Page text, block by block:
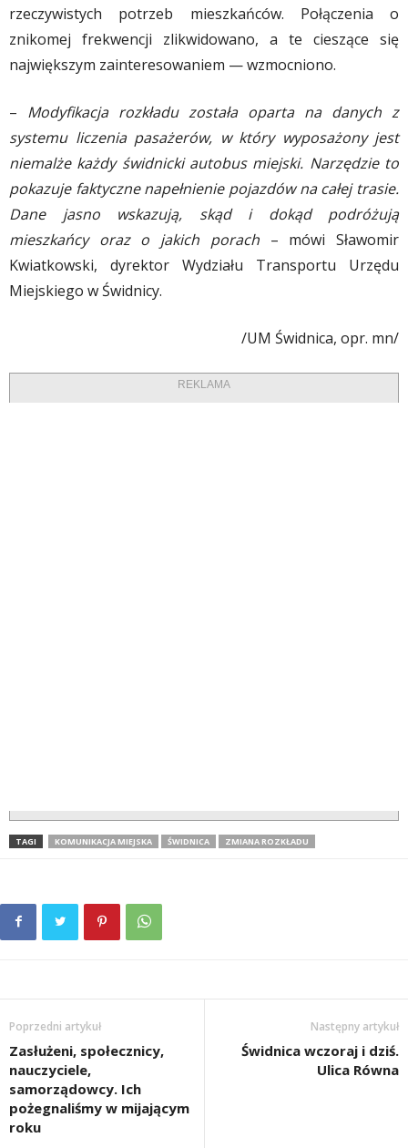
rzeczywistych potrzeb mieszkańców. Połączenia o
znikomej frekwencji zlikwidowano, a te cieszące się
największym zainteresowaniem — wzmocniono.
– Modyfikacja rozkładu została oparta na danych z
systemu liczenia pasażerów, w który wyposażony jest
niemalże każdy świdnicki autobus miejski. Narzędzie to
pokazuje faktyczne napełnienie pojazdów na całej trasie.
Dane jasno wskazują, skąd i dokąd podróżują
mieszkańcy oraz o jakich porach– mówi Sławomir
Kwiatkowski, dyrektor Wydziału Transportu Urzędu
Miejskiego w Świdnicy.
/UM Świdnica, opr. mn/
REKLAMA
TAGI KOMUNIKACJA MIEJSKA ŚWIDNICA ZMIANA ROZKŁADU
Poprzedni artykuł
Zasłużeni, społecznicy,
nauczyciele,
samorządowcy. Ich
pożegnaliśmy w mijającym
roku
Następny artykuł
Świdnica wczoraj i dziś.
Ulica Równa